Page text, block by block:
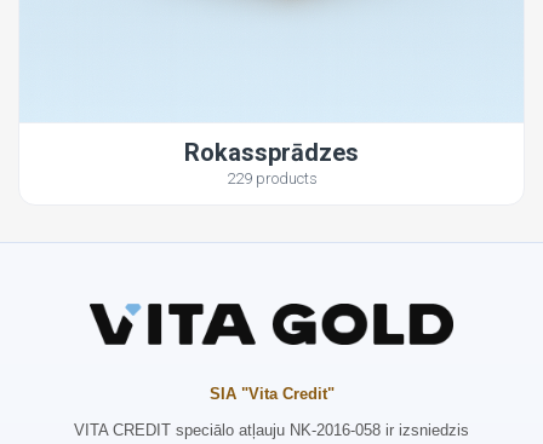
Rokassprādzes
229 products
SIA "Vita Credit"
VITA CREDIT speciālo atļauju NK-2016-058 ir izsniedzis